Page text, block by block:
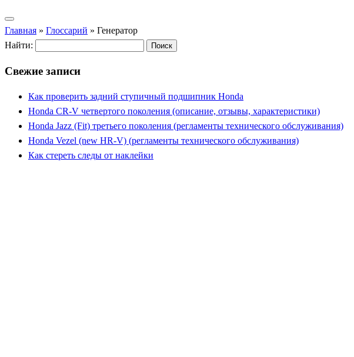
Главная » Глоссарий » Генератор
Найти:
Свежие записи
Как проверить задний ступичный подшипник Honda
Honda CR-V четвертого поколения (описание, отзывы, характеристики)
Honda Jazz (Fit) третьего поколения (регламенты технического обслуживания)
Honda Vezel (new HR-V) (регламенты технического обслуживания)
Как стереть следы от наклейки